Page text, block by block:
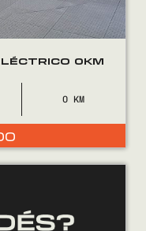
0KM
0